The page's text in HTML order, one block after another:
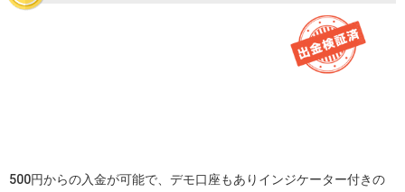
500円からの入金が可能で、デモ口座もありインジケーター付きの